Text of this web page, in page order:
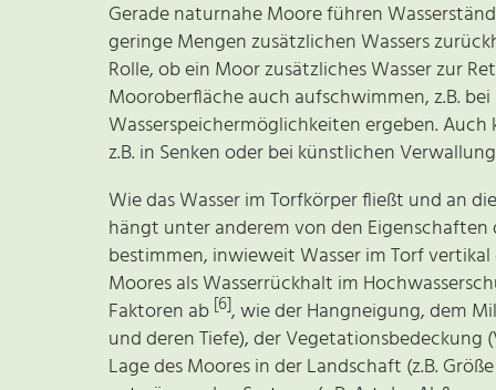
Gerade naturnahe Moore führen
geringe Mengen zusätzlichen Wassers
Rolle, ob ein Moor zusätzliches Wasser zur
Mooroberfläche auch aufschwimmen, z.B.
Wasserspeichermöglichkeiten ergeben.
z.B. in Senken oder bei künstlichen
Wie das Wasser im Torfkörper fließt und an
hängt unter anderem von den
bestimmen, inwieweit Wasser im Torf
Moores als Wasserrückhalt im
Faktoren ab [6], wie der Hangneigung, dem
und deren Tiefe), der Vegetationsbedeckung
Lage des Moores in der Landschaft (z.B.